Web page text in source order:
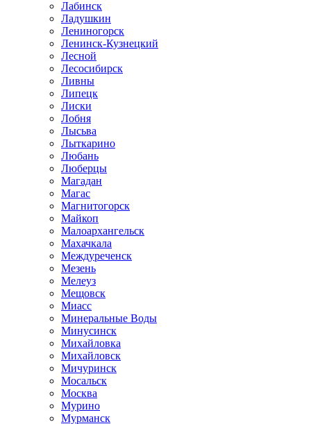
Лабинск
Ладушкин
Лениногорск
Ленинск-Кузнецкий
Лесной
Лесосибирск
Ливны
Липецк
Лиски
Лобня
Лысьва
Лыткарино
Любань
Люберцы
Магадан
Магас
Магнитогорск
Майкоп
Малоархангельск
Махачкала
Междуреченск
Мезень
Мелеуз
Мещовск
Миасс
Минеральные Воды
Минусинск
Михайловка
Михайловск
Мичуринск
Мосальск
Москва
Мурино
Мурманск